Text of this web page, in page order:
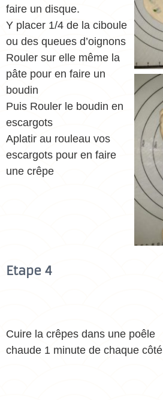
faire un disque.
Y placer 1/4 de la ciboule
ou des queues d’oignons
Rouler sur elle même la
pâte pour en faire un
boudin
Puis Rouler le boudin en
escargots
Aplatir au rouleau vos
escargots pour en faire
une crêpe
Etape 4
Cuire la crêpes dans une poêle
chaude 1 minute de chaque côté